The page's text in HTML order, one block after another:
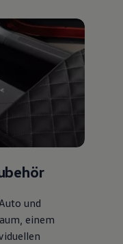
und
einem